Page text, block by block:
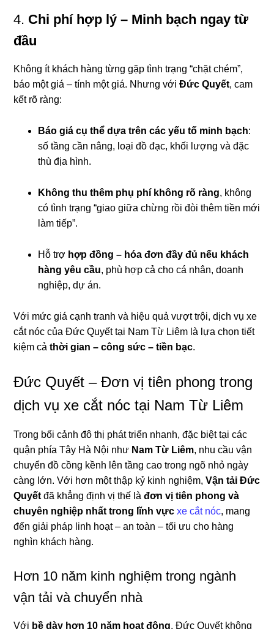
4. Chi phí hợp lý – Minh bạch ngay từ
đầu
Không ít khách hàng từng gặp tình trạng “chặt chém”,
báo một giá – tính một giá. Nhưng vớiĐức Quyết, cam
kết rõ ràng:
Báo giá cụ thể dựa trên các yếu tố minh bạch:
số tầng cần nâng, loại đồ đạc, khối lượng và đặc
thù địa hình.
Không thu thêm phụ phí không rõ ràng, không
có tình trạng “giao giữa chừng rồi đòi thêm tiền mới
làm tiếp”.
Hỗ trợ hợp đồng – hóa đơn đầy đủ nếu khách
hàng yêu cầu, phù hợp cả cho cá nhân, doanh
nghiệp, dự án.
Với mức giá cạnh tranh và hiệu quả vượt trội, dịch vụ xe
cắt nóc của Đức Quyết tại Nam Từ Liêm là lựa chọn tiết
kiệm cảthời gian – công sức – tiền bạc.
Đức Quyết – Đơn vị tiên phong trong
dịch vụ xe cắt nóc tại Nam Từ Liêm
Trong bối cảnh đô thị phát triển nhanh, đặc biệt tại các
quận phía Tây Hà Nội như Nam Từ Liêm, nhu cầu vận
chuyển đồ cồng kềnh lên tầng cao trong ngõ nhỏ ngày
càng lớn. Với hơn một thập kỷ kinh nghiệm,Vận tải Đức
Quyết đã khẳng định vị thế làđơn vị tiên phong và
chuyên nghiệp nhất trong lĩnh vựcxe cắt nóc, mang
đến giải pháp linh hoạt – an toàn – tối ưu cho hàng
nghìn khách hàng.
Hơn 10 năm kinh nghiệm trong ngành
vận tải và chuyển nhà
Với bề dày hơn 10 năm hoạt động, Đức Quyết không